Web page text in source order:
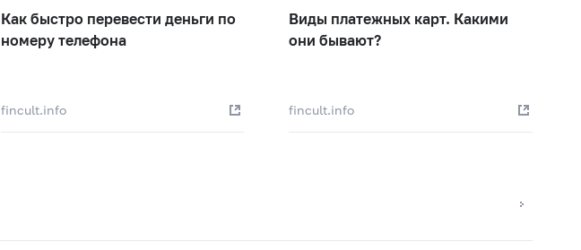
Как быстро перевести деньги по
номеру телефона
fincult.info
Виды платежных карт. Какими
они бывают?
fincult.info